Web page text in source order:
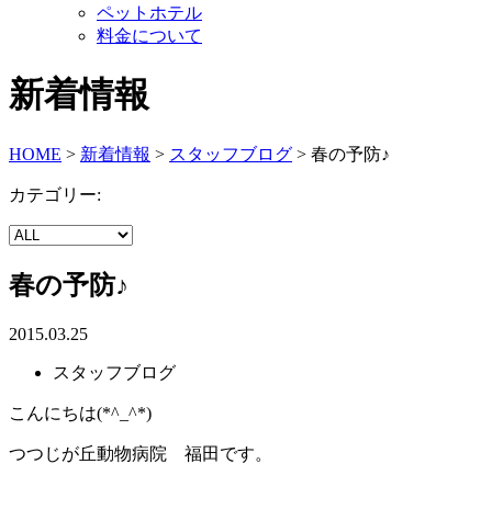
ペットホテル
料金について
新着情報
HOME > 新着情報 > スタッフブログ > 春の予防♪
カテゴリー:
春の予防♪
2015.03.25
スタッフブログ
こんにちは(*^_^*)
つつじが丘動物病院 福田です。